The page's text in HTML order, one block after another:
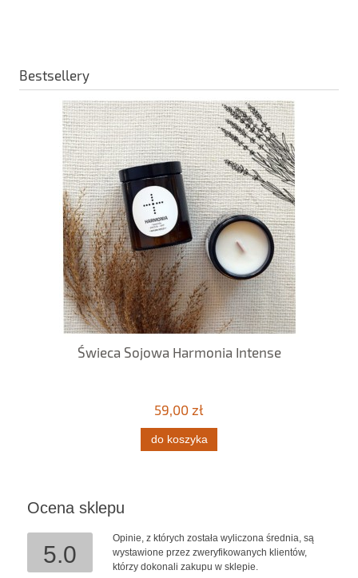
Bestsellery
Świeca Sojowa Harmonia Intense
59,00 zł
do koszyka
Ocena sklepu
5.0
Opinie, z których została wyliczona średnia, są
wystawione przez zweryfikowanych klientów,
którzy dokonali zakupu w sklepie.